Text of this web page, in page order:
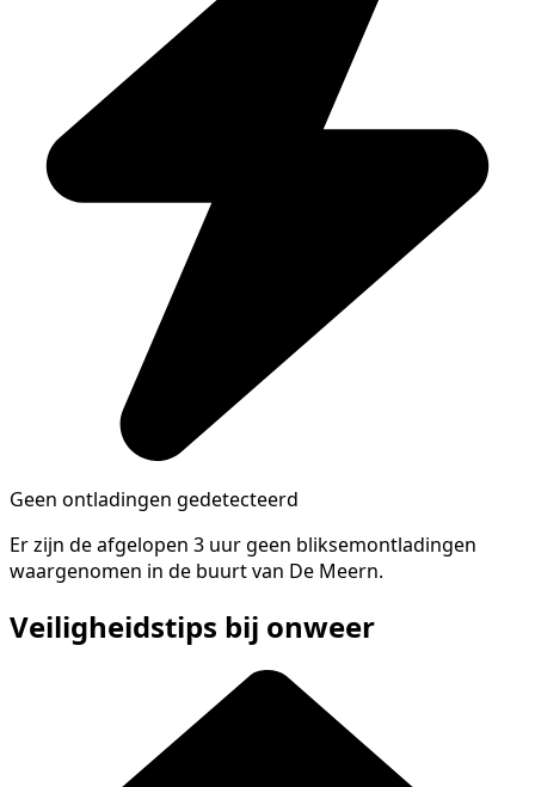
Geen ontladingen gedetecteerd
Er zijn de afgelopen 3 uur geen bliksemontladingen
waargenomen in de buurt van De Meern.
Veiligheidstips bij onweer